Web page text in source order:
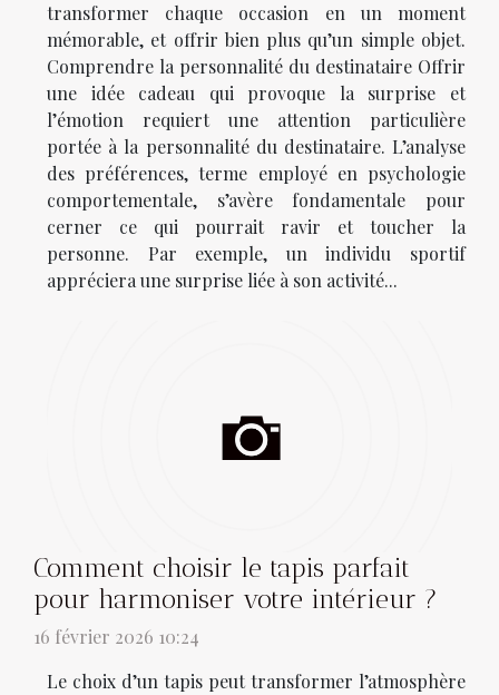
transformer chaque occasion en un moment
mémorable, et offrir bien plus qu’un simple objet.
Comprendre la personnalité du destinataire Offrir
une idée cadeau qui provoque la surprise et
l’émotion requiert une attention particulière
portée à la personnalité du destinataire. L’analyse
des préférences, terme employé en psychologie
comportementale, s’avère fondamentale pour
cerner ce qui pourrait ravir et toucher la
personne. Par exemple, un individu sportif
appréciera une surprise liée à son activité...
Comment choisir le tapis parfait
pour harmoniser votre intérieur ?
16 février 2026 10:24
Le choix d’un tapis peut transformer l’atmosphère